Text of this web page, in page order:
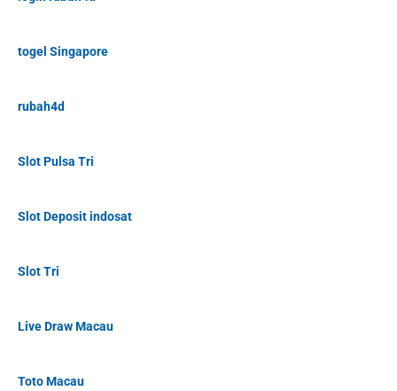
togel Singapore
rubah4d
Slot Pulsa Tri
Slot Deposit indosat
Slot Tri
Live Draw Macau
Toto Macau